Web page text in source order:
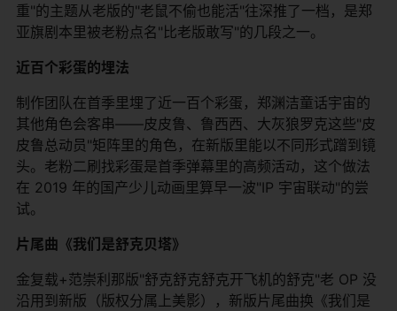
重"的主题从老版的"老鼠不偷也能活"往深推了一档，是郑
亚旗剧本里被老粉点名"比老版敢写"的几段之一。
近百个彩蛋的埋法
制作团队在首季里埋了近一百个彩蛋，郑渊洁童话宇宙的
其他角色会客串——皮皮鲁、鲁西西、大灰狼罗克这些"皮
皮鲁总动员"矩阵里的角色，在新版里能以不同形式蹭到镜
头。老粉二刷找彩蛋是首季弹幕里的高频活动，这个做法
在 2019 年的国产少儿动画里算早一波"IP 宇宙联动"的尝
试。
片尾曲《我们是舒克贝塔》
金复载+范崇利那版"舒克舒克舒克开飞机的舒克"老 OP 没
沿用到新版（版权分属上美影），新版片尾曲换《我们是